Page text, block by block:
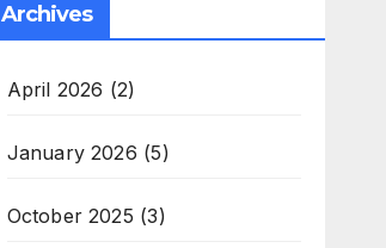
Archives
April 2026 (2)
January 2026 (5)
October 2025 (3)